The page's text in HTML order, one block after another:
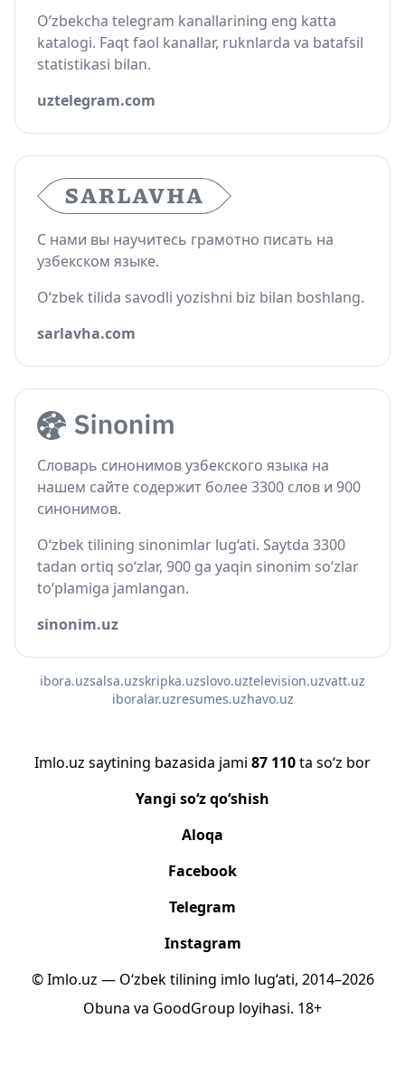
O‘zbekcha telegram kanallarining eng katta
katalogi. Faqt faol kanallar, ruknlarda va batafsil
statistikasi bilan.
uztelegram.com
С нами вы научитесь грамотно писать на
узбекском языке.
O‘zbek tilida savodli yozishni biz bilan boshlang.
sarlavha.com
Словарь синонимов узбекского языка на
нашем сайте содержит более 3300 слов и 900
синонимов.
O‘zbek tilining sinonimlar lug‘ati. Saytda 3300
tadan ortiq so‘zlar, 900 ga yaqin sinonim so‘zlar
to‘plamiga jamlangan.
sinonim.uz
ibora.uzsalsa.uzskripka.uzslovo.uztelevision.uzvatt.uz
iboralar.uzresumes.uzhavo.uz
Imlo.uz saytining bazasida jami 87 110ta so‘z bor
Yangi so‘z qo‘shish
Aloqa
Facebook
Telegram
Instagram
© Imlo.uz — O‘zbek tilining imlo lug‘ati, 2014–2026
Obuna va GoodGroup loyihasi. 18+